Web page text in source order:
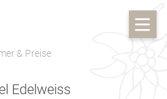
& Preise
Edelweiss